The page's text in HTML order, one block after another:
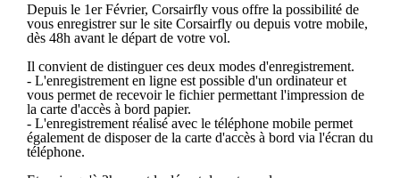
Depuis le 1er Février, Corsairfly vous offre la possibilité de
vous enregistrer sur le site Corsairfly ou depuis votre mobile,
dès 48h avant le départ de votre vol.
Il convient de distinguer ces deux modes d'enregistrement.
- L'enregistrement en ligne est possible d'un ordinateur et
vous permet de recevoir le fichier permettant l'impression de
la carte d'accès à bord papier.
- L'enregistrement réalisé avec le téléphone mobile permet
également de disposer de la carte d'accès à bord via l'écran du
téléphone.